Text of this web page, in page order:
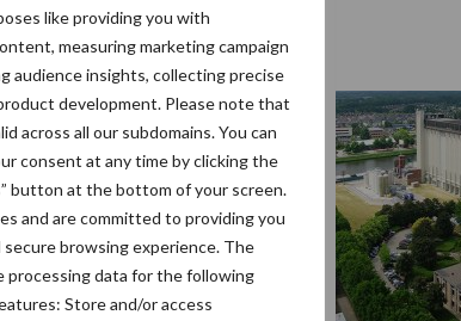
like providing you with
measuring marketing campaign
audience insights, collecting precise
development. Please note that
across all our subdomains. You can
consent at any time by clicking the
button at the bottom of your screen.
and are committed to providing you
browsing experience. The
processing data for the following
Store and/or access